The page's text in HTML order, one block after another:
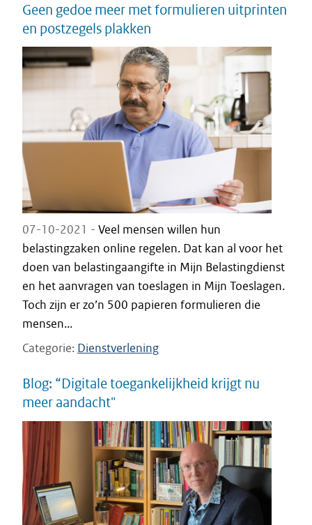
Geen gedoe meer met formulieren uitprinten
en postzegels plakken
07-10-2021 - Veel mensen willen hun
belastingzaken online regelen. Dat kan al voor het
doen van belastingaangifte in Mijn Belastingdienst
en het aanvragen van toeslagen in Mijn Toeslagen.
Toch zijn er zo’n 500 papieren formulieren die
mensen...
Categorie Dienstverlening
Blog: “Digitale toegankelijkheid krijgt nu
meer aandacht"